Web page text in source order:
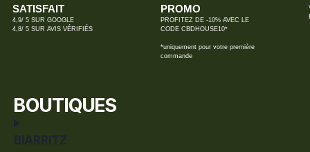
SATISFAIT
4,9/ 5 SUR GOOGLE
4,8/ 5 SUR AVIS VÉRIFIÉS
PROMO
PROFITEZ DE -10% AVEC LE
CODE CBDHOUSE10*
*uniquement pour votre première
commande
BOUTIQUES
BIARRITZ